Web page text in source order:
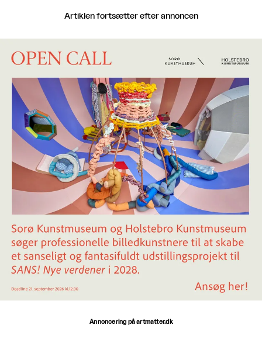
Artiklen fortsætter efter annoncen
Annoncering på artmatter.dk